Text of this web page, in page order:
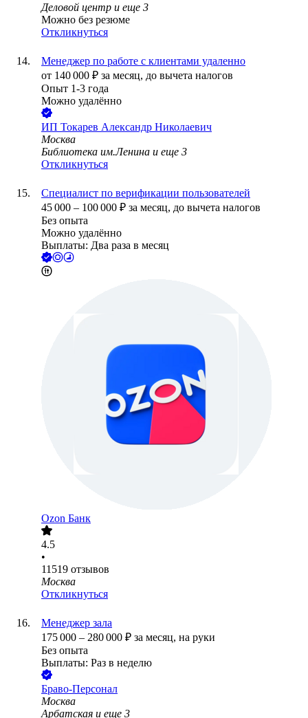
Деловой центр и еще 3
Можно без резюме
Откликнуться
Менеджер по работе с клиентами удаленно
от 140 000 ₽ за месяц, до вычета налогов
Опыт 1-3 года
Можно удалённо
ИП Токарев Александр Николаевич
Москва
Библиотека им.Ленина и еще 3
Откликнуться
Специалист по верификации пользователей
45 000 – 100 000 ₽ за месяц, до вычета налогов
Без опыта
Можно удалённо
Выплаты: Два раза в месяц
Ozon Банк
4.5
•
11519 отзывов
Москва
Откликнуться
Менеджер зала
175 000 – 280 000 ₽ за месяц, на руки
Без опыта
Выплаты: Раз в неделю
Браво-Персонал
Москва
Арбатская и еще 3